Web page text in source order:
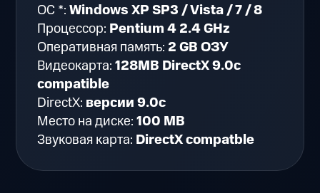
ОС *:Windows XP SP3 / Vista / 7 / 8
Процессор: Pentium 4 2.4 GHz
Оперативная память: 2 GB ОЗУ
Видеокарта:128MB DirectX 9.0c
compatible
DirectX: версии 9.0c
Место на диске:100 MB
Звуковая карта: DirectX compatble